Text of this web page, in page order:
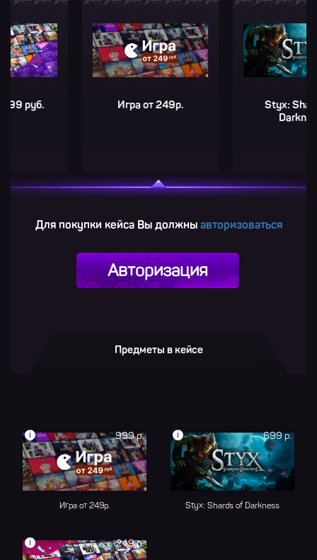
Игра от 249р.
Styx: Shards of
Darkness
Для покупки кейса Вы должны авторизоваться
Авторизация
Предметы в кейсе
999 р.
i
Игра от 249р.
699 р.
i
Styx: Shards of Darkness
249 р.
i